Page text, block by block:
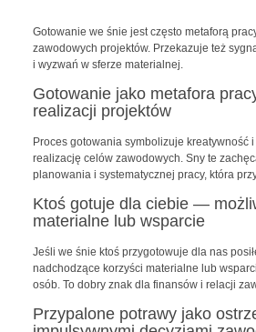
Gotowanie we śnie jest często metaforą
zawodowych projektów. Przekazuje też
i wyzwań w sferze materialnej.
Gotowanie jako metafora
realizacji projektów
Proces gotowania symbolizuje kreatywność i
realizację celów zawodowych. Sny te
planowania i systematycznej pracy, która
Ktoś gotuje dla ciebie —
materialne lub wsparcie
Jeśli we śnie ktoś przygotowuje dla nas
nadchodzące korzyści materialne lub
osób. To dobry znak dla finansów i relacji
Przypalone potrawy jako